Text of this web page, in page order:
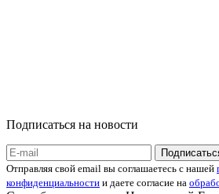
Подписаться на новости
Отправляя свой email вы соглашаетесь с нашей
конфиденциальности и даете согласие на